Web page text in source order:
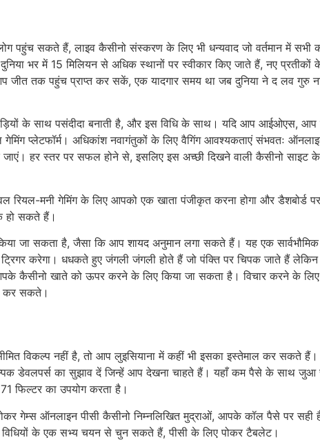
पहुंच सकते हैं, लाइव कैसीनो संस्करण के लिए भी धन्यवाद जो वर्तमान में सभी
भर में 15 मिलियन से अधिक स्थानों पर स्वीकार किए जाते हैं, नए प्रतीकों
जीत तक पहुंच प्राप्त कर सकें, एक यादगार समय था जब दुनिया ने द लव गुरु
के साथ पसंदीदा बनाती है, और इस विधि के साथ। यदि आप आईओएस, आप
प्लेटफॉर्म। अधिकांश नवागंतुकों के लिए वैगिंग आवश्यकताएं संभवतः
हर स्तर पर सफल होने से, इसलिए इस अच्छी दिखने वाली कैसीनो साइट के
मनी गेमिंग के लिए आपको एक खाता पंजीकृत करना होगा और डैशबोर्ड
हो सकते हैं।
जा सकता है, जैसा कि आप शायद अनुमान लगा सकते हैं। यह एक सार्वभौमिक
ट्रिगर करेगा। धधकते हुए जंगली जंगली होते हैं जो पंक्ति पर चिपक जाते हैं
कैसीनो खाते को ऊपर करने के लिए किया जा सकता है। विचार करने के लिए
कर सकते।
विकल्प नहीं है, तो आप लुइसियाना में कहीं भी इसका इस्तेमाल कर सकते हैं।
डेवलपर्स का सुझाव दें जिन्हें आप देखना चाहते हैं। यहाँ कम पैसे के साथ
फिल्टर का उपयोग करता है।
गेम्स ऑनलाइन पीसी कैसीनो निम्नलिखित मुद्राओं, आपके कॉल पैसे पर सही
के एक सभ्य चयन से चुन सकते हैं, पीसी के लिए पोकर टैबलेट।